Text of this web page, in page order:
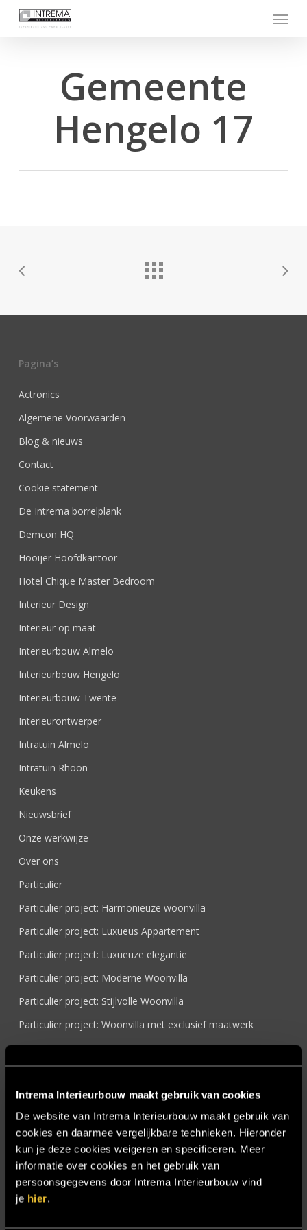
Intrema Interieurbouw maakt gebruik van cookies
De website van Intrema Interieurbouw maakt gebruik van
cookies en daarmee vergelijkbare technieken. Hieronder
kun je deze cookies weigeren en specificeren. Meer
informatie over cookies en het gebruik van
persoonsgegevens door Intrema Interieurbouw vind
je hier.
Menu
Gemeente
Hengelo 17
Pagina’s
Actronics
Algemene Voorwaarden
Blog & nieuws
Contact
Cookie statement
De Intrema borrelplank
Demcon HQ
Hooijer Hoofdkantoor
Hotel Chique Master Bedroom
Interieur Design
Interieur op maat
Interieurbouw Almelo
Interieurbouw Hengelo
Interieurbouw Twente
Interieurontwerper
Intratuin Almelo
Intratuin Rhoon
Keukens
Nieuwsbrief
Onze werkwijze
Over ons
Particulier
Particulier project: Harmonieuze woonvilla
Particulier project: Luxueus Appartement
Particulier project: Luxueuze elegantie
Particulier project: Moderne Woonvilla
Particulier project: Stijlvolle Woonvilla
Particulier project: Woonvilla met exclusief maatwerk
Projecten
Referenties
Samenwerken
Sensire
Showroom
SIDN
Trebbe MiddenWest